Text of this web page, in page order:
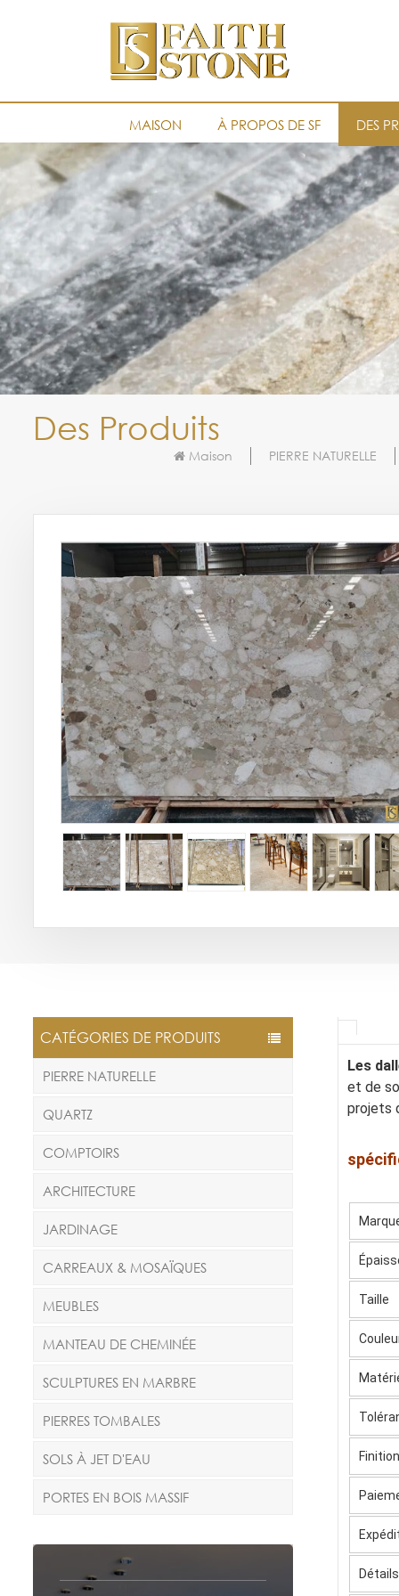
MAISON À PROPOS DE SF DES
Des Produits
Maison PIERRE NATURELLE
CATÉGORIES DE PRODUITS
PIERRE NATURELLE
QUARTZ
COMPTOIRS
ARCHITECTURE
JARDINAGE
CARREAUX & MOSAÏQUES
MEUBLES
MANTEAU DE CHEMINÉE
SCULPTURES EN MARBRE
PIERRES TOMBALES
SOLS À JET D'EAU
PORTES EN BOIS MASSIF
Les
et de
projets
Taille